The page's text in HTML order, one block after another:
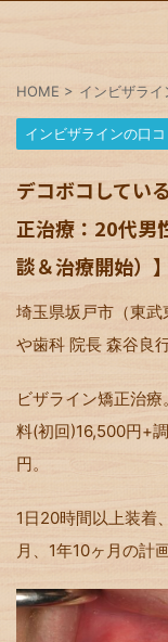
HOME > インビザラ
インビザラインの口
デコボコしてい
正治療：20代男
談＆治療開始）
埼玉県坂戸市（東武
や歯科 院長 森谷良
ビザライン矯正治
料(初回)16,500円+
円。
1日20時間以上装着
月、1年10ヶ月の計